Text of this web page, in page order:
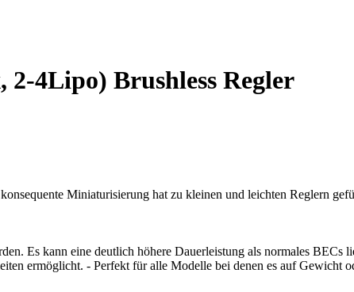
4Lipo) Brushless Regler
Miniaturisierung hat zu kleinen und leichten Reglern
Es kann eine deutlich höhere Dauerleistung als normales
ermöglicht. - Perfekt für alle Modelle bei denen es auf